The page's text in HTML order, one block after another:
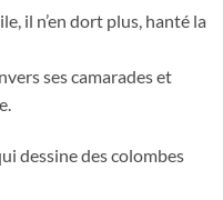
il n’en dort plus, hanté la
ses camarades et
dessine des colombes